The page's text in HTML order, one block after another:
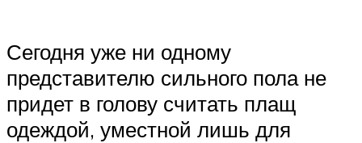
Сегодня уже ни одному
представителю сильного пола не
придет в голову считать плащ
одеждой, уместной лишь для